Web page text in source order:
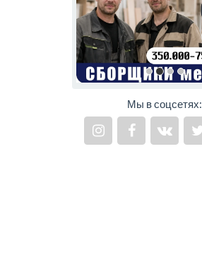
Мы в соцсетях: